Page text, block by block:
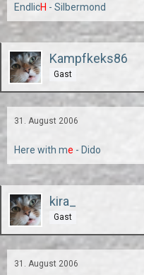
EndlicH - Silbermond
Kampfkeks86
Gast
31. August 2006
Here with me - Dido
kira_
Gast
31. August 2006